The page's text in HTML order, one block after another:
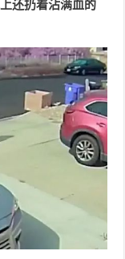
还扔着沾满血的